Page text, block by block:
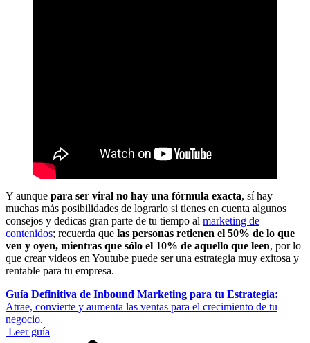
Y aunque para ser viral no hay una fórmula exacta, sí hay
muchas más posibilidades de lograrlo si tienes en cuenta algunos
consejos y dedicas gran parte de tu tiempo al marketing de
contenidos; recuerda que las personas retienen el 50% de lo que
ven y oyen, mientras que sólo el 10% de aquello que leen, por lo
que crear videos en Youtube puede ser una estrategia muy exitosa y
rentable para tu empresa.
Guía Definitiva de Inbound Marketing para tu Estrategia:
Atrae, convierte y aumenta las ventas para el crecimiento de tu
negocio.
Leer guía